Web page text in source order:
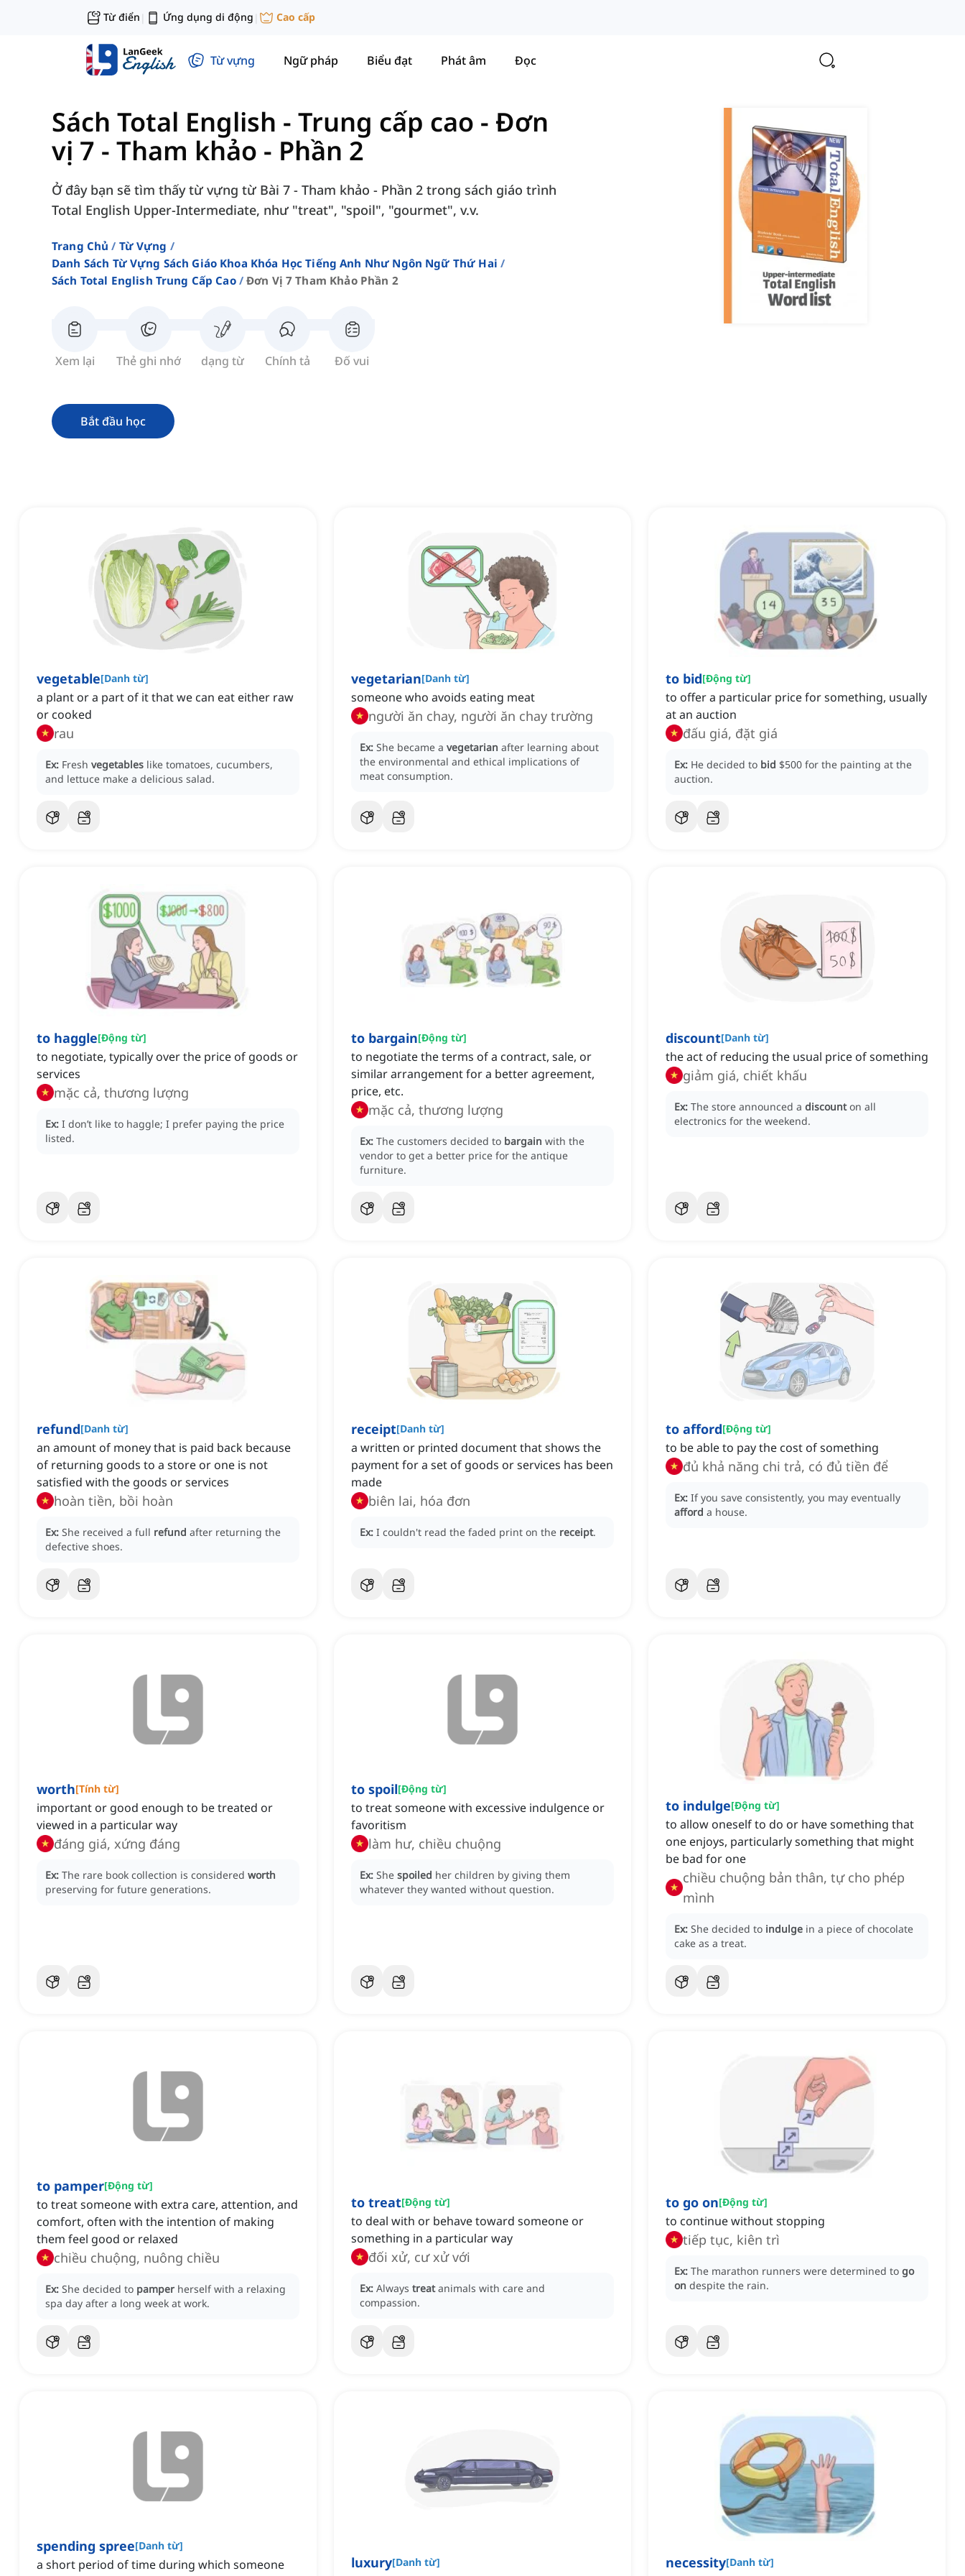
Từ điển | Ứng dụng di động | Cao cấp
Từ vựng Ngữ pháp Biểu đạt Phát âm Đọc
Sách Total English - Trung cấp cao - Đơn
vị 7 - Tham khảo - Phần 2
Ở đây bạn sẽ tìm thấy từ vựng từ Bài 7 - Tham khảo - Phần 2 trong sách giáo trình
Total English Upper-Intermediate, như "treat", "spoil", "gourmet", v.v.
Trang Chủ
Từ Vựng
Danh Sách Từ Vựng Sách Giáo Khoa Khóa Học Tiếng Anh Như Ngôn Ngữ Thứ Hai
Sách Total English Trung Cấp Cao
Đơn Vị 7 Tham Khảo Phần 2
Xem lại Thẻ ghi nhớ dạng từ Chính tả Đố vui
Bắt đầu học
vegetable[Danh từ]
a plant or a part of it that we can eat either raw
or cooked
rau
Ex: Fresh vegetables like tomatoes, cucumbers,
and lettuce make a delicious salad.
vegetarian[Danh từ]
someone who avoids eating meat
người ăn chay, người ăn chay trường
Ex: She became a vegetarian after learning about
the environmental and ethical implications of
meat consumption.
to bid[Động từ]
to offer a particular price for something, usually
at an auction
đấu giá, đặt giá
Ex: He decided to bid $500 for the painting at the
auction.
to haggle[Động từ]
to negotiate, typically over the price of goods or
services
mặc cả, thương lượng
Ex: I don’t like to haggle; I prefer paying the price
listed.
to bargain[Động từ]
to negotiate the terms of a contract, sale, or
similar arrangement for a better agreement,
price, etc.
mặc cả, thương lượng
Ex: The customers decided to bargain with the
vendor to get a better price for the antique
furniture.
discount[Danh từ]
the act of reducing the usual price of something
giảm giá, chiết khấu
Ex: The store announced a discount on all
electronics for the weekend.
refund[Danh từ]
an amount of money that is paid back because
of returning goods to a store or one is not
satisfied with the goods or services
hoàn tiền, bồi hoàn
Ex: She received a full refund after returning the
defective shoes.
receipt[Danh từ]
a written or printed document that shows the
payment for a set of goods or services has been
made
biên lai, hóa đơn
Ex: I couldn't read the faded print on the receipt.
to afford[Động từ]
to be able to pay the cost of something
đủ khả năng chi trả, có đủ tiền để
Ex: If you save consistently, you may eventually
afford a house.
worth[Tính từ]
important or good enough to be treated or
viewed in a particular way
đáng giá, xứng đáng
Ex: The rare book collection is considered worth
preserving for future generations.
to spoil[Động từ]
to treat someone with excessive indulgence or
favoritism
làm hư, chiều chuộng
Ex: She spoiled her children by giving them
whatever they wanted without question.
to indulge[Động từ]
to allow oneself to do or have something that
one enjoys, particularly something that might
be bad for one
chiều chuộng bản thân, tự cho phép
mình
Ex: She decided to indulge in a piece of chocolate
cake as a treat.
to pamper[Động từ]
to treat someone with extra care, attention, and
comfort, often with the intention of making
them feel good or relaxed
chiều chuộng, nuông chiều
Ex: She decided to pamper herself with a relaxing
spa day after a long week at work.
to treat[Động từ]
to deal with or behave toward someone or
something in a particular way
đối xử, cư xử với
Ex: Always treat animals with care and
compassion.
to go on[Động từ]
to continue without stopping
tiếp tục, kiên trì
Ex: The marathon runners were determined to go
on despite the rain.
spending spree[Danh từ]
a short period of time during which someone
luxury[Danh từ] necessity[Danh từ]